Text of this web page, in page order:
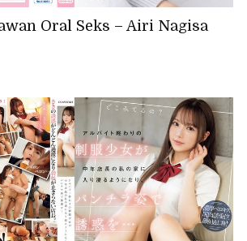
Oral Seks – Airi Nagisa